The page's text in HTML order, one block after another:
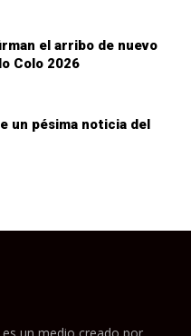
el arribo de nuevo
Colo 2026
un pésima noticia del
un medio creado por